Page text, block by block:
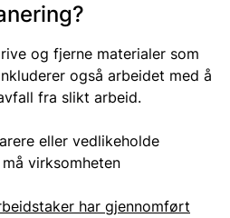
og fjerne materialer som
også arbeidet med å
fra slikt arbeid.
eller vedlikeholde
virksomheten
har gjennomført